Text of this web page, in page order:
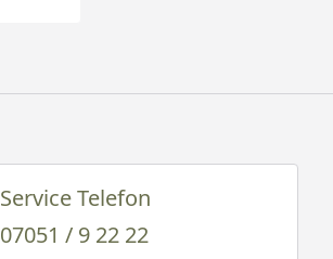
Service Telefon
07051 / 9 22 22